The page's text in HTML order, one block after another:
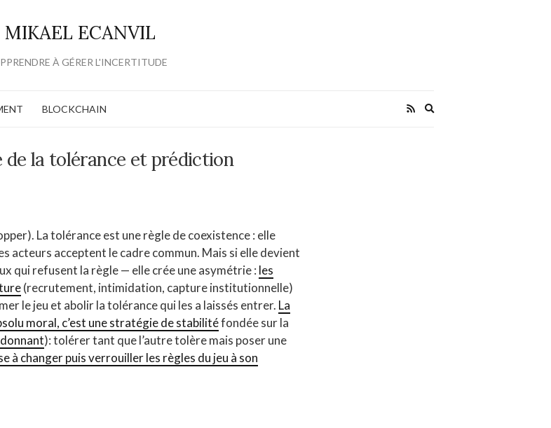
MIKAEL ECANVIL
À GÉRER L'INCERTITUDE
BLOCKCHAIN
de la tolérance et prédiction
La tolérance est une règle de coexistence : elle
acteurs acceptent le cadre commun. Mais si elle devient
qui refusent la règle — elle crée une asymétrie : les
(recrutement, intimidation, capture institutionnelle)
le jeu et abolir la tolérance qui les a laissés entrer. La
moral, c’est une stratégie de stabilitéfondée sur la
): tolérer tant que l’autre tolère mais poser une
à changer puis verrouiller les règles du jeu à son